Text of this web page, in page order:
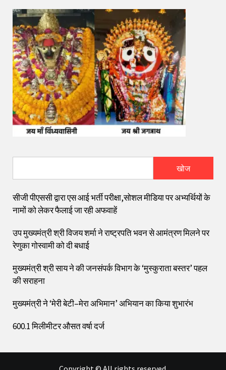
खोज
सीजी पीएससी द्वारा एस आई भर्ती परीक्षा,सोशल मीडिया पर अभ्यर्थियों के
नामों को लेकर फैलाई जा रही अफवाहें
उप मुख्यमंत्री श्री विजय शर्मा ने राष्ट्रपति भवन से आमंत्रण मिलने पर
रेणुका गोस्वामी को दी बधाई
मुख्यमंत्री श्री साय ने की जनसंपर्क विभाग के ‘मुस्कुराता बस्तर’ पहल
की सराहना
मुख्यमंत्री ने ‘मेरी बेटी–मेरा अभिमान’ अभियान का किया शुभारंभ
600.1 मिलीमीटर औसत वर्षा दर्ज